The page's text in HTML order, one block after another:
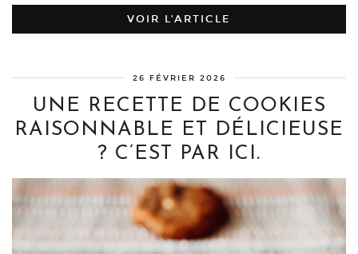
VOIR L’ARTICLE
26 FÉVRIER 2026
UNE RECETTE DE COOKIES
RAISONNABLE ET DÉLICIEUSE
? C’EST PAR ICI.